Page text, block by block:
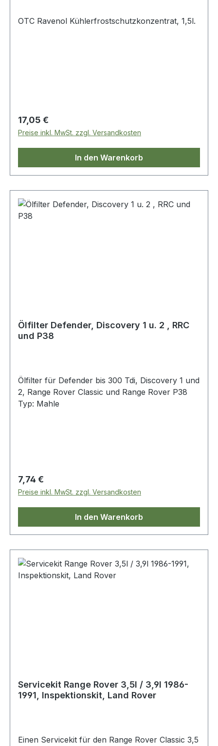
OTC Ravenol Kühlerfrostschutzkonzentrat, 1,5l.
Regulärer Preis:
17,05 €
Preise inkl. MwSt. zzgl. Versandkosten
In den Warenkorb
Ölfilter Defender, Discovery 1 u. 2 , RRC
und P38
Ölfilter für Defender bis 300 Tdi, Discovery 1 und
2, Range Rover Classic und Range Rover P38
Typ: Mahle
Regulärer Preis:
7,74 €
Preise inkl. MwSt. zzgl. Versandkosten
In den Warenkorb
Servicekit Range Rover 3,5l / 3,9l 1986-
1991, Inspektionskit, Land Rover
Einen Servicekit für den Range Rover Classic 3,5